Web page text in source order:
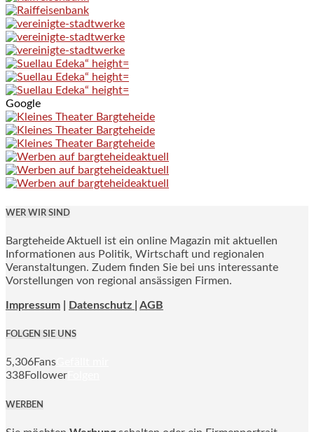
Google
WER WIR SIND
Bargteheide Aktuell ist ein online Magazin mit aktuellen
Informationen aus Politik, Wirtschaft und regionalen
Veranstaltungen. Zudem finden Sie bei uns interessante
Vorstellungen von regional ansässigen Firmen.
Impressum Datenschutz | AGB
FOLGEN SIE UNS
5,306Fans
338Follower
WERBEN